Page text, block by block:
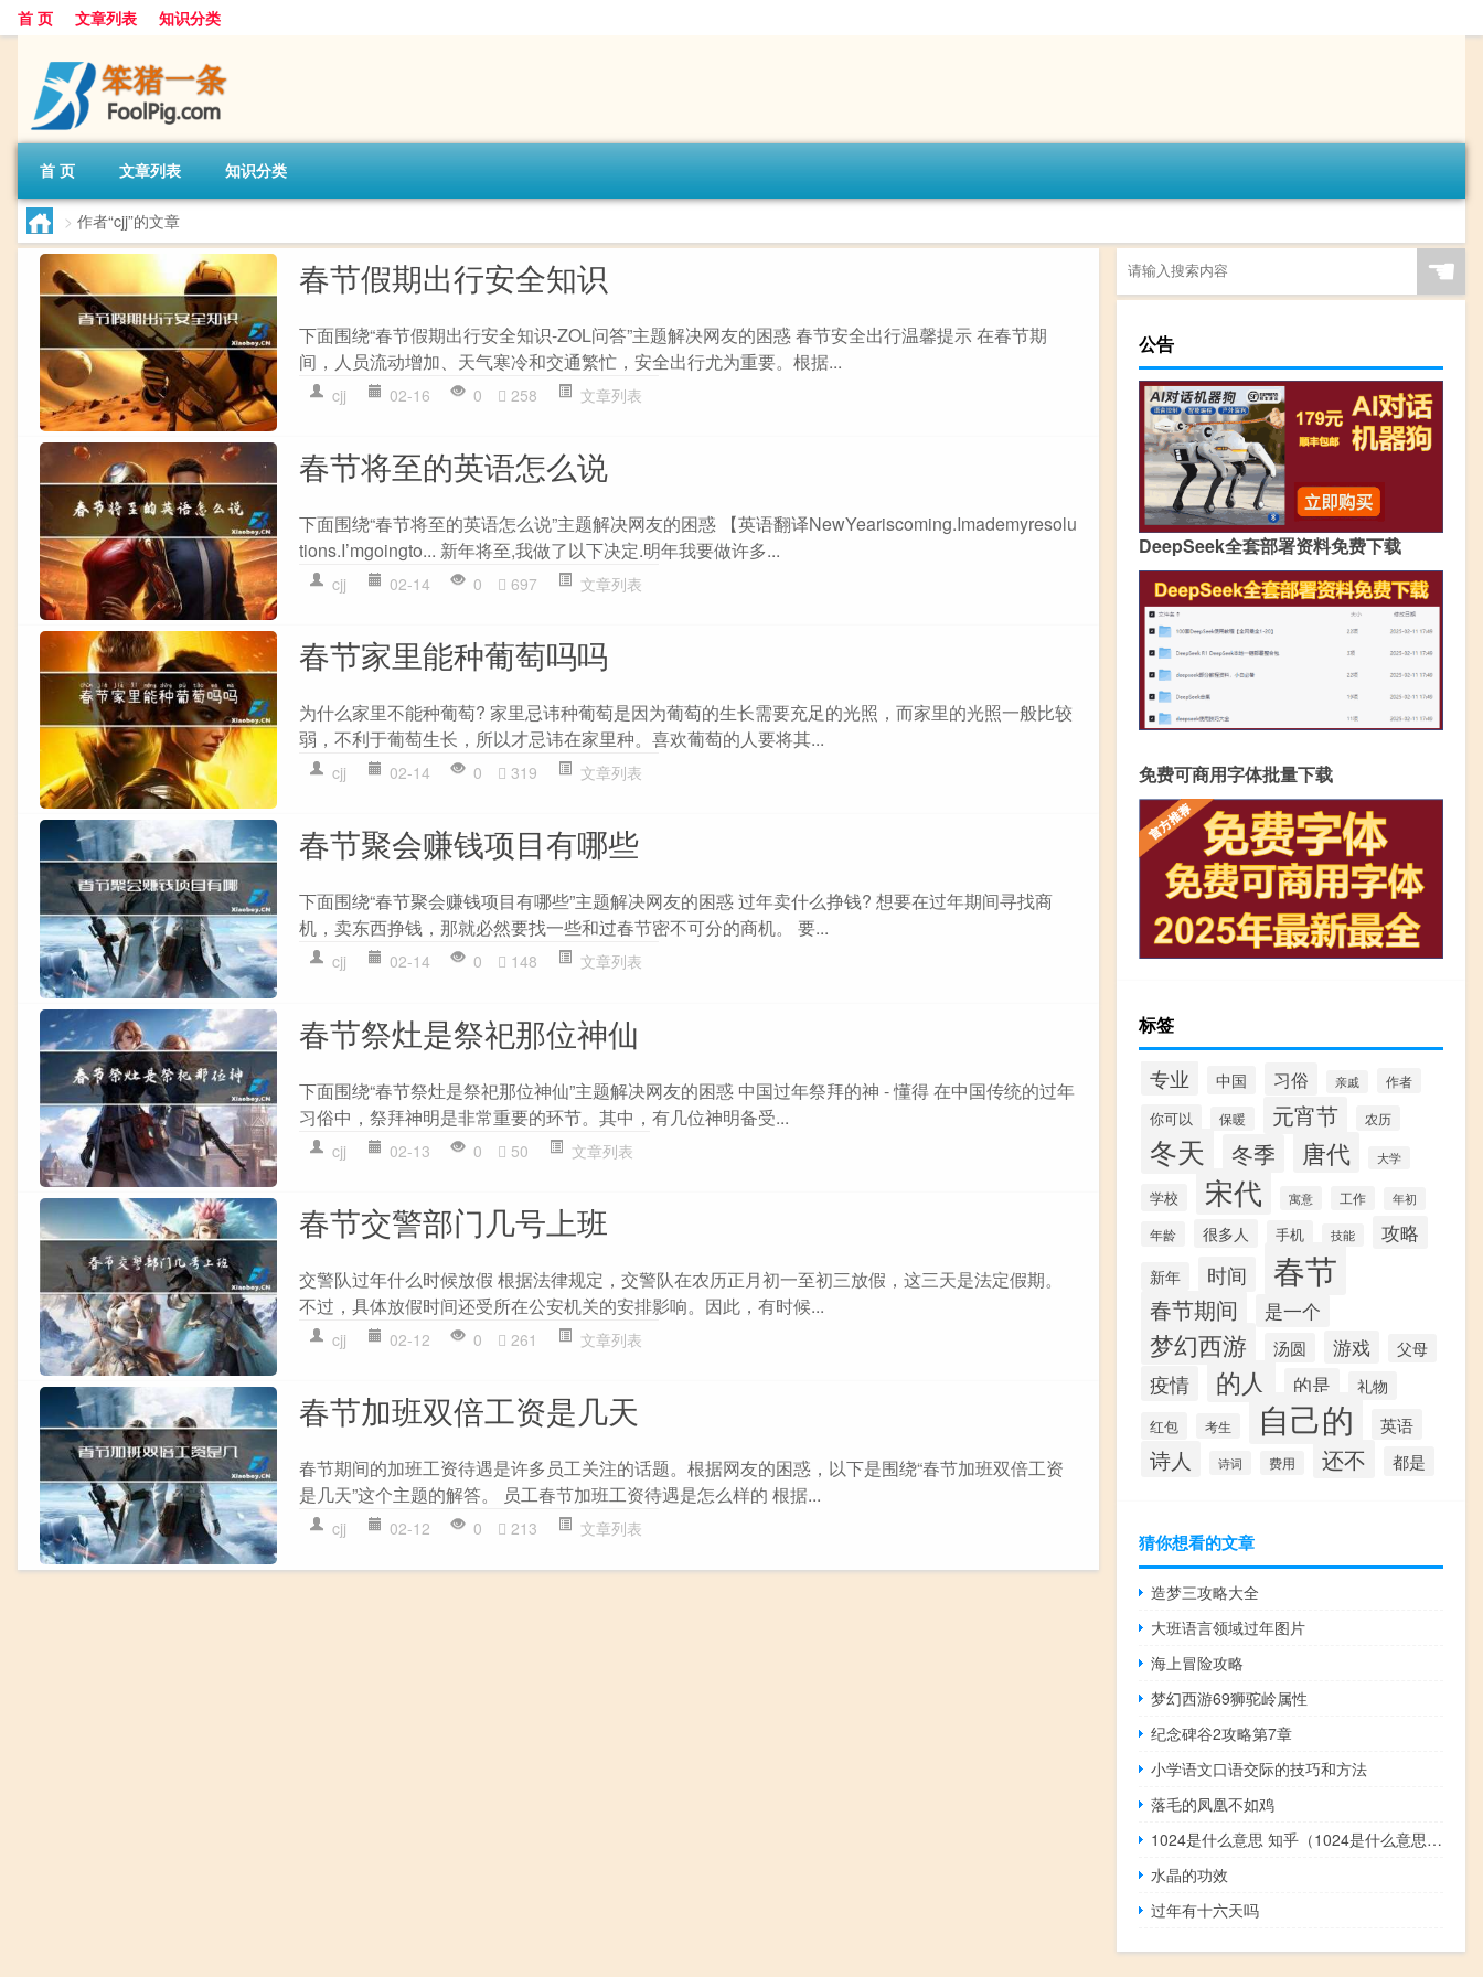
首 页 文章列表 知识分类
首 页 文章列表 知识分类
> 作者“cjj”的文章
春节假期出行安全知识
下面围绕“春节假期出行安全知识-ZOL问答”主题解决网友的困惑 春节安全出行温馨提示 在春节期
间，人员流动增加、天气寒冷和交通繁忙，安全出行尤为重要。根据...
cjj 02-16 0 258 文章列表
春节将至的英语怎么说
下面围绕“春节将至的英语怎么说”主题解决网友的困惑 【英语翻译NewYeariscoming.Imademyresolu
tions.I’mgoingto... 新年将至,我做了以下决定.明年我要做许多...
cjj 02-14 0 697 文章列表
春节家里能种葡萄吗吗
为什么家里不能种葡萄? 家里忌讳种葡萄是因为葡萄的生长需要充足的光照，而家里的光照一般比较
弱，不利于葡萄生长，所以才忌讳在家里种。喜欢葡萄的人要将其...
cjj 02-14 0 319 文章列表
春节聚会赚钱项目有哪些
下面围绕“春节聚会赚钱项目有哪些”主题解决网友的困惑 过年卖什么挣钱? 想要在过年期间寻找商
机，卖东西挣钱，那就必然要找一些和过春节密不可分的商机。 要...
cjj 02-14 0 148 文章列表
春节祭灶是祭祀那位神仙
下面围绕“春节祭灶是祭祀那位神仙”主题解决网友的困惑 中国过年祭拜的神 - 懂得 在中国传统的过年
习俗中，祭拜神明是非常重要的环节。其中，有几位神明备受...
cjj 02-13 0 50 文章列表
春节交警部门几号上班
交警队过年什么时候放假 根据法律规定，交警队在农历正月初一至初三放假，这三天是法定假期。
不过，具体放假时间还受所在公安机关的安排影响。因此，有时候...
cjj 02-12 0 261 文章列表
春节加班双倍工资是几天
春节期间的加班工资待遇是许多员工关注的话题。根据网友的困惑，以下是围绕“春节加班双倍工资
是几天”这个主题的解答。 员工春节加班工资待遇是怎么样的 根据...
cjj 02-12 0 213 文章列表
☚
公告
DeepSeek全套部署资料免费下载
免费可商用字体批量下载
标签
专业 中国 习俗 亲戚 作者
你可以 保暖 元宵节 农历
冬天 冬季 唐代 大学
学校 宋代 寓意 工作 年初
年龄 很多人 手机 技能 攻略
新年 时间 春节
春节期间 是一个
梦幻西游 汤圆 游戏 父母
疫情 的人 的是 礼物
红包 考生 自己的 英语
诗人 诗词 费用 还不 都是
猜你想看的文章
造梦三攻略大全
大班语言领域过年图片
海上冒险攻略
梦幻西游69狮驼岭属性
纪念碑谷2攻略第7章
小学语文口语交际的技巧和方法
落毛的凤凰不如鸡
1024是什么意思 知乎（1024是什么意思内涵）
水晶的功效
过年有十六天吗